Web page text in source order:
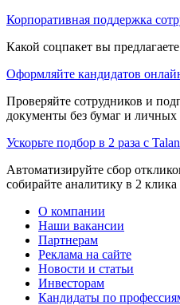
Корпоративная поддержка
Какой соцпакет вы
Оформляйте кандидатов
Проверяйте сотрудников и
документы без бумаг и личных
Ускорьте подбор в 2 раза с
Автоматизируйте сбор
собирайте аналитику в 2 клика
О компании
Наши вакансии
Партнерам
Реклама на сайте
Новости и статьи
Инвесторам
Кандидаты по